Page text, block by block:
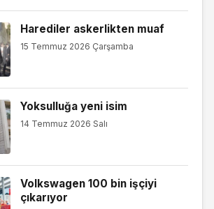
Harediler askerlikten muaf
15 Temmuz 2026 Çarşamba
Yoksulluğa yeni isim
14 Temmuz 2026 Salı
Volkswagen 100 bin işçiyi
çıkarıyor